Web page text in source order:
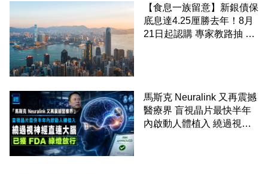
【食息一族留意】新銀債保
底息達4.25厘勝去年！8月
21日起認購 專家教路抽 20
馬斯克 Neuralink 又再震撼
醫療界 盲視晶片最快半年
內啟動人體植入 繞過視神